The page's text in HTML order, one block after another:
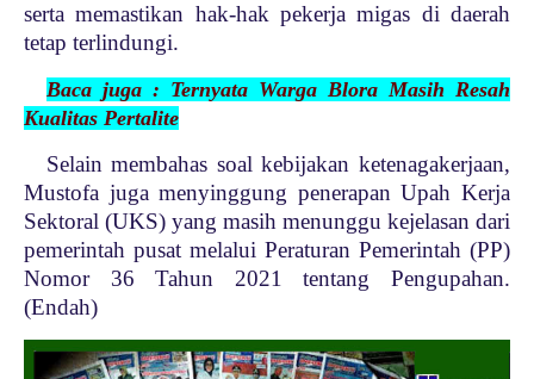
serta memastikan hak-hak pekerja migas di daerah
tetap terlindungi.
Baca juga : Ternyata Warga Blora Masih Resah
Kualitas Pertalite
Selain membahas soal kebijakan ketenagakerjaan,
Mustofa juga menyinggung penerapan Upah Kerja
Sektoral (UKS) yang masih menunggu kejelasan dari
pemerintah pusat melalui Peraturan Pemerintah (PP)
Nomor 36 Tahun 2021 tentang Pengupahan.
(Endah)